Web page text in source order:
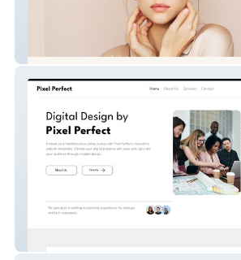
Midlandclinic